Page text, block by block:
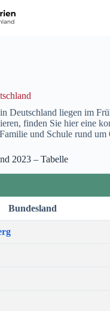
in Deutschland liegen im
finden Sie hier eine
und Schule rund um
2023 – Tabelle
Bundesland